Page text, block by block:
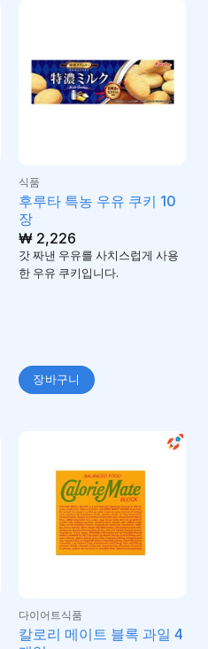
식품
후루타 특농 우유 쿠키 10
장
₩2,226
갓 짜낸 우유를 사치스럽게 사용
한 우유 쿠키입니다.
장바구니
다이어트식품
칼로리 메이트 블록 과일 4